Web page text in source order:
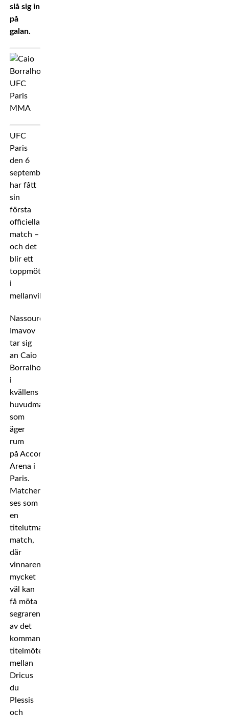
slå sig in
på
galan.
UFC
Paris
den 6
september
har fått
sin
första
officiella
match –
och det
blir ett
toppmöte
i
mellanvikt.
Nassourdine
Imavov
tar sig
an Caio
Borralho
i
kvällens
huvudmatch,
som
äger
rum
på Accor
Arena i
Paris.
Matchen
ses som
en
titelutmanar-
match,
där
vinnaren
mycket
väl kan
få möta
segraren
av det
kommande
titelmötet
mellan
Dricus
du
Plessis
och